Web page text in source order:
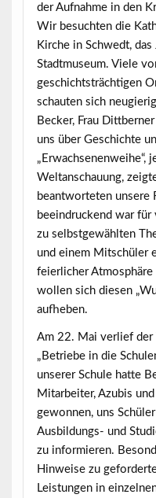
der Aufnahme in den
Wir besuchten die
Kirche in Schwedt, das
Stadtmuseum. Viele
geschichtsträchtigen
schauten sich
Becker, Frau
uns über Geschichte
„Erwachsenenweihe“,
Weltanschauung,
beantworteten unsere
beeindruckend war für
zu selbstgewählten
und einem Mitschüler
feierlicher Atmosphäre
wollen sich diesen
aufheben.
Am 22. Mai verlief der
„Betriebe in die
unserer Schule hatte
Mitarbeiter, Azubis
gewonnen, uns
Ausbildungs- und
zu informieren.
Hinweise zu
Leistungen in